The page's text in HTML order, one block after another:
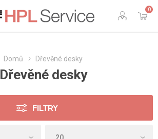
0
Domů Dřevěné desky
Dřevěné desky
FILTRY